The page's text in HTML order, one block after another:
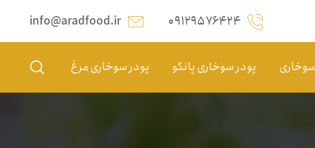
info@aradfood.ir ۰۹۱۲۹۵۷۶۴۲۴
سوخاری پودر سوخاری پانکو پودر سوخاری مرغ